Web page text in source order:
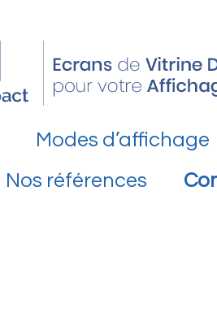
Modes d’affichage
Nos références